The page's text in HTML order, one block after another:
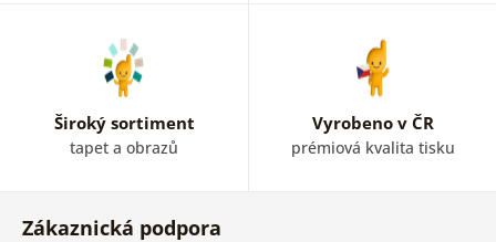
Široký sortiment
tapet a obrazů
Vyrobeno v ČR
prémiová kvalita tisku
Zákaznická podpora